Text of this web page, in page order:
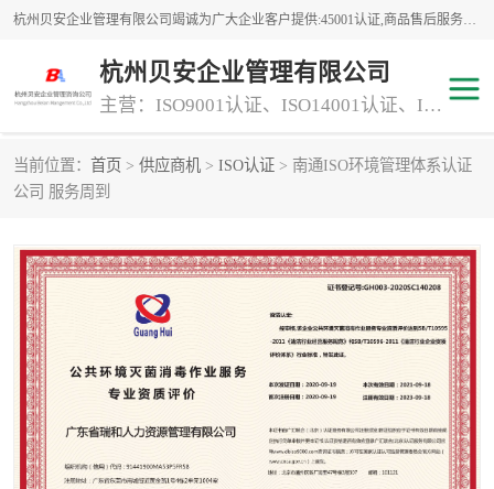
杭州贝安企业管理有限公司竭诚为广大企业客户提供:45001认证,商品售后服务认证,CE认证,知识产权体系认证,iso体系认证等服务,公司提供一条认证服务,方便快捷.
杭州贝安企业管理有限公司
主营：ISO9001认证、ISO14001认证、ISO认证、ISO22000认证、ISO/TS16949认证,FSC森林认证
当前位置： 首页 > 供应商机 > ISO认证 > 南通ISO环境管理体系认证
公司 服务周到
商品售后服务认证
专业资质评价证书(1) ISO9000
ISO14000
GJB 9001C-2017 知识产权体系认证
工程承包 交通运输服务
ITSS认证 消防设施工程专业承包